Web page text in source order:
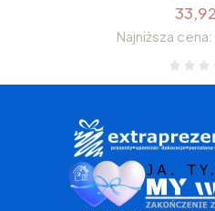
Najniższa cena: